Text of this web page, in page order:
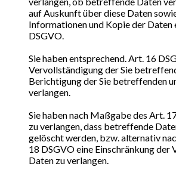
auf Auskunft über diese Daten
Informationen und Kopie der Daten
DSGVO.
Sie haben entsprechend. Art. 16
Vervollständigung der Sie
Berichtigung der Sie betreffenden
verlangen.
Sie haben nach Maßgabe des Art.
zu verlangen, dass betreffende
gelöscht werden, bzw. alternativ
18 DSGVO eine Einschränkung der
Daten zu verlangen.